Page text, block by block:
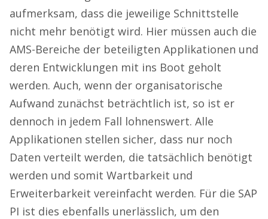
aufmerksam, dass die jeweilige Schnittstelle
nicht mehr benötigt wird. Hier müssen auch die
AMS-Bereiche der beteiligten Applikationen und
deren Entwicklungen mit ins Boot geholt
werden. Auch, wenn der organisatorische
Aufwand zunächst beträchtlich ist, so ist er
dennoch in jedem Fall lohnenswert. Alle
Applikationen stellen sicher, dass nur noch
Daten verteilt werden, die tatsächlich benötigt
werden und somit Wartbarkeit und
Erweiterbarkeit vereinfacht werden. Für die SAP
PI ist dies ebenfalls unerlässlich, um den